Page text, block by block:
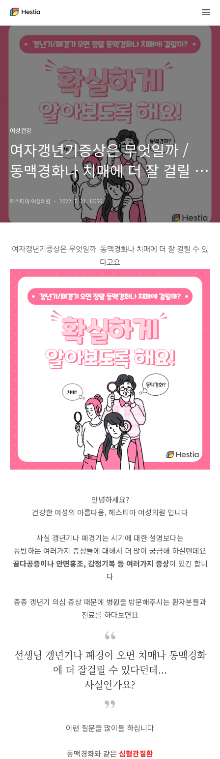
여성건강
여자갱년기증상은 무엇일까 /
동맥경화나 치매에 더 잘 걸릴 수
헤스티아 여성의원 2022. 7. 21. 12:56
여자갱년기증상은 무엇일까 동맥경화나 치매에 더 잘 걸릴 수 있
다고요
안녕하세요?
건강한 여성의 아름다움, 헤스티아 여성의원 입니다
사실 갱년기나 폐경기는 시기에 대한 설명보다는
동반하는 여러가지 증상들에 대해서 더 많이 궁금해 하실텐데요
골다공증이나 안면홍조, 감정기복 등 여러가지 증상이 있긴 합니
다
종종 갱년기 의심 증상 때문에 병원을 방문해주시는 환자분들과
진료를 하다보면요
선생님 갱년기나 폐경이 오면 치매나 동맥경화
에 더 잘걸릴 수 있다던데...
사실인가요?
이런 질문을 많이들 하십니다
동맥경화와 같은 심혈관질환